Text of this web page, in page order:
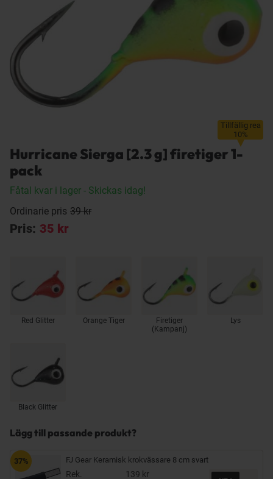
Tillfällig rea
10%
Hurricane Sierga [2.3 g] firetiger 1-
pack
Fåtal kvar i lager - Skickas idag!
Ordinarie pris 39 kr
Pris: 35 kr
Red Glitter Orange Tiger
Firetiger
(Kampanj)
Lys
Black Glitter
Lägg till passande produkt?
37% FJ Gear Keramisk krokvässare 8 cm svart
Rek.
139 kr